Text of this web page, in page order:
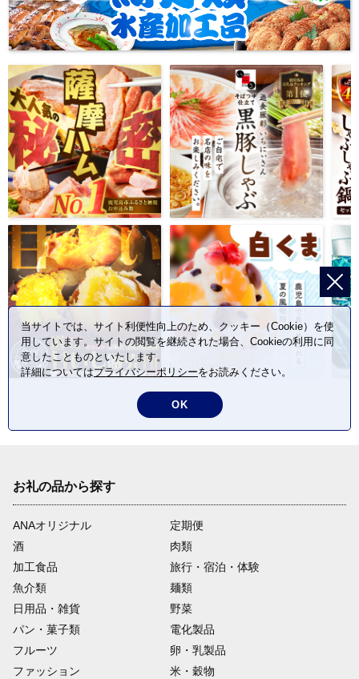
お礼の品から探す
ANAオリジナル
定期便
酒
肉類
加工食品
旅行・宿泊・体験
魚介類
麺類
日用品・雑貨
野菜
パン・菓子類
電化製品
フルーツ
卵・乳製品
ファッション
米・穀物
当サイトでは、サイト利便性向上のため、クッキー（Cookie）を使
用しています。サイトの閲覧を継続された場合、Cookieの利用に同
意したことものといたします。
詳細についてはプライバシーポリシーをお読みください。
OK